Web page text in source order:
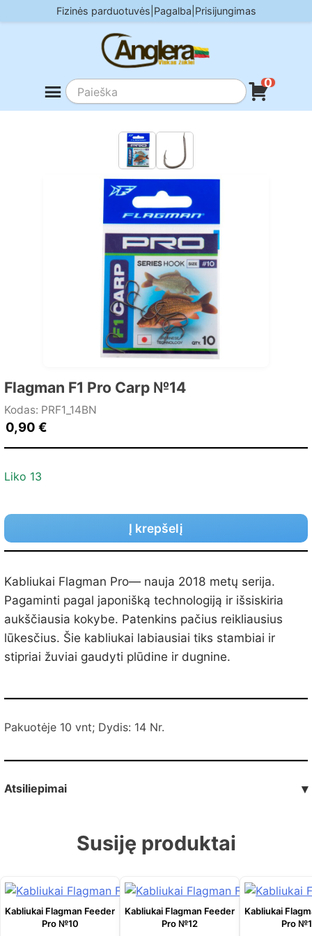
to
Fizinės parduotuvės Pagalba Prisijungimas
0
Flagman F1 Pro Carp №14
Kodas: PRF1_14BN
0,90 €
Liko 13
Į krepšelį
Kabliukai Flagman Pro— nauja 2018 metų serija.
Pagaminti pagal japonišką technologiją ir išsiskiria
aukščiausia kokybe. Patenkins pačius reikliausius
lūkesčius. Šie kabliukai labiausiai tiks stambiai ir
stipriai žuviai gaudyti plūdine ir dugnine.
Pakuotėje 10 vnt; Dydis: 14 Nr.
Atsiliepimai ▾
Susiję produktai
Kabliukai Flagman Feeder
Pro №10
Kabliukai Flagman Feeder
Pro №12
Kabliukai
Pro